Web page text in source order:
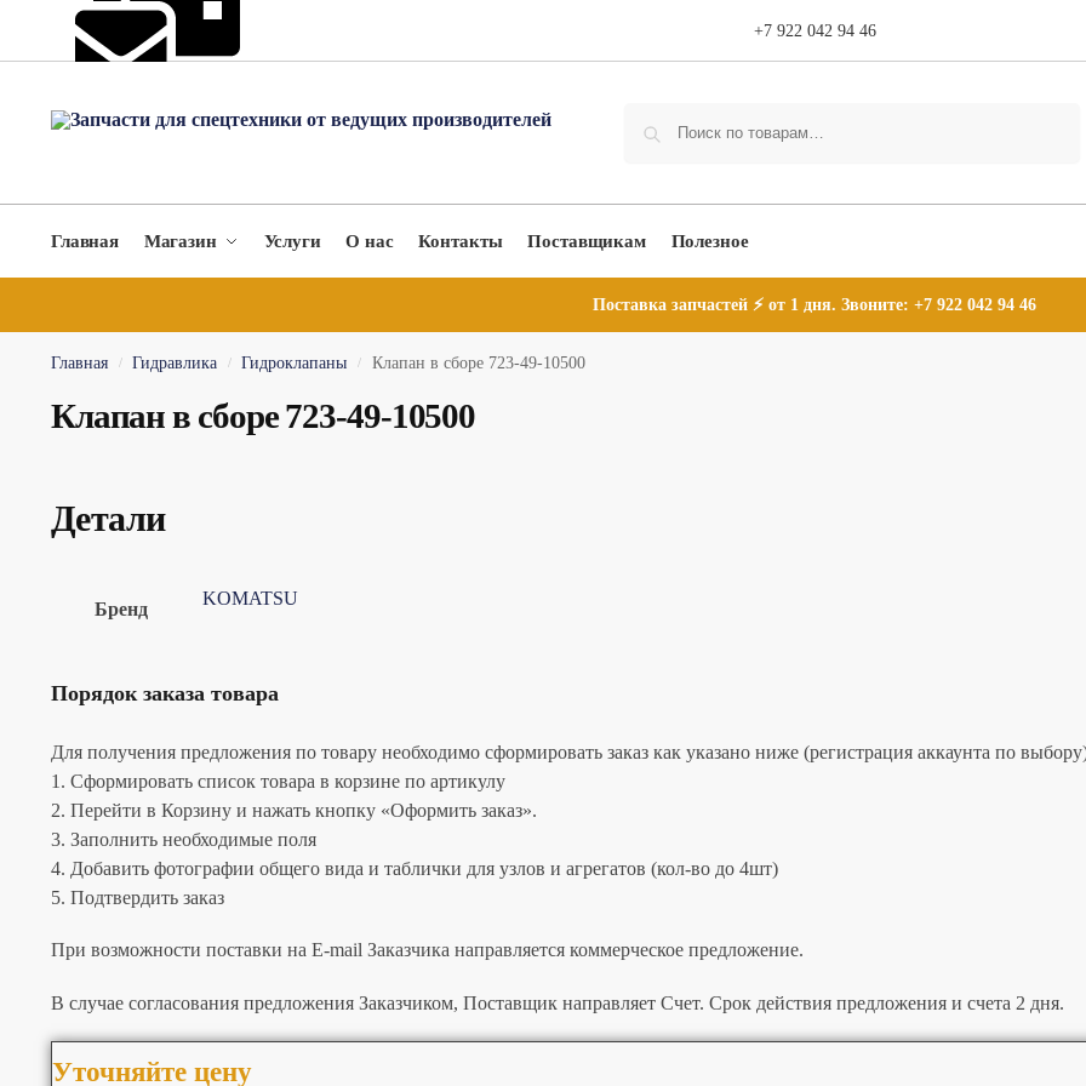
+7 922 042 94 46
Главная Магазин Услуги О нас Контакты Поставщикам Полезное
Поставка запчастей ⚡ от 1 дня. Звоните: +7 922 042 94 46
Главная / Гидравлика / Гидроклапаны / Клапан в сборе 723-49-10500
Клапан в сборе 723-49-10500
Детали
Бренд
KOMATSU
Порядок заказа товара
Для получения предложения по товару необходимо сформировать заказ как указано ниже (регистрация аккаунта по
1. Сформировать список товара в корзине по артикулу
2. Перейти в Корзину и нажать кнопку «Оформить заказ».
3. Заполнить необходимые поля
4. Добавить фотографии общего вида и таблички для узлов и агрегатов (кол-во до 4шт)
5. Подтвердить заказ
При возможности поставки на E-mail Заказчика направляется коммерческое предложение.
В случае согласования предложения Заказчиком, Поставщик направляет Счет. Срок действия предложения и счета 2 дня.
Уточняйте цену